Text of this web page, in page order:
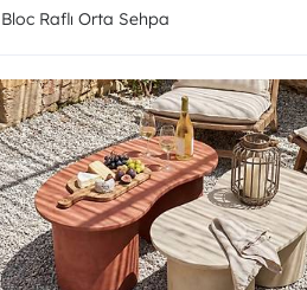
Bloc Raflı Orta Sehpa